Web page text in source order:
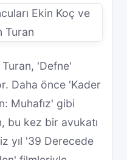
'Defne'
Daha önce 'Kader
Muhafız' gibi
bu kez bir avukatı
yıl '39 Derecede